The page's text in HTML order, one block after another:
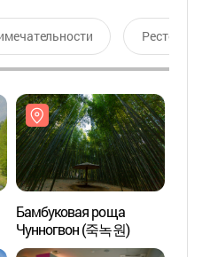
Ресторан
Бамбуковая роща
Чунногвон (죽녹원)